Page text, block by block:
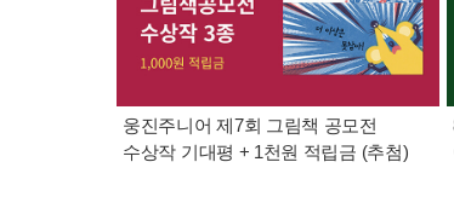
웅진주니어 제7회 그림책 공모전
수상작 기대평 + 1천원 적립금 (추첨)